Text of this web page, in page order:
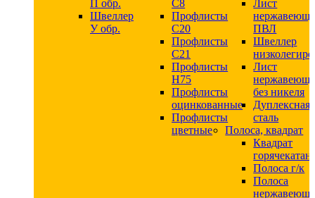
П обр.
Швеллер
У обр.
С8
Профлисты
С20
Профлисты
C21
Профлисты
Н75
Профлисты
оцинкованные
Профлисты
цветные
Лист
ПВЛ
Швеллер
Лист
без никеля
Дуплексная
сталь
Полоса, квадрат
Квадрат
Полоса г/к
Полоса